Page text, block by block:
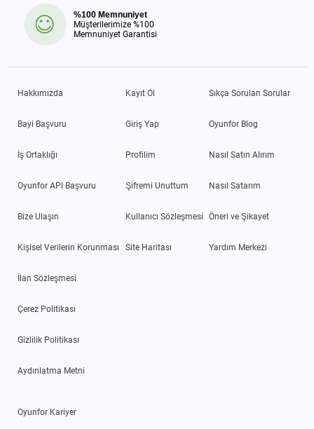
%100 Memnuniyet
Müşterilerimize %100
Memnuniyet Garantisi
Hakkımızda
Bayi Başvuru
İş Ortaklığı
Oyunfor API Başvuru
Bize Ulaşın
Kişisel Verilerin Korunması
İlan Sözleşmesi
Çerez Politikası
Gizlilik Politikası
Aydınlatma Metni
Kayıt Ol
Giriş Yap
Profilim
Şifremi Unuttum
Kullanıcı Sözleşmesi
Site Haritası
Sıkça Sorulan Sorular
Oyunfor Blog
Nasıl Satın Alırım
Nasıl Satarım
Öneri ve Şikayet
Yardım Merkezi
Oyunfor Kariyer